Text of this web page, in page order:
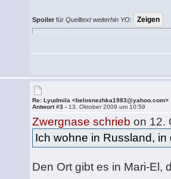
Spoiler fürQuelltext weiterhin YO:
Re: Lyudmila <belosnezhka1983@yahoo.com>
Antwort #3 - 13. Oktober 2009 um 10:59
Zwergnase schrieb on 12.
Ich wohne in Russland,
Den Ort gibt es in Mari-El,